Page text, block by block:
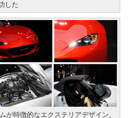
した
が特徴的なエクステリアデザイン。